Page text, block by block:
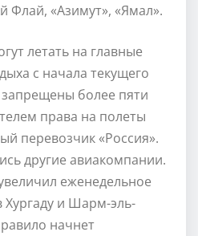
Флай, «Азимут», «Ямал».
летать на главные
с начала текущего
более пяти
права на полеты
перевозчик «Россия».
другие авиакомпании.
еженедельное
Хургаду и Шарм-эль-
начнет